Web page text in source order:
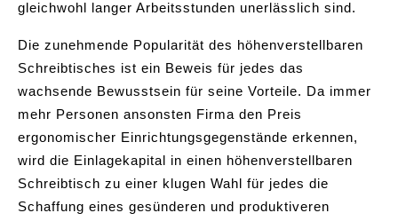
gleichwohl langer Arbeitsstunden unerlässlich sind.
Die zunehmende Popularität des höhenverstellbaren
Schreibtisches ist ein Beweis für jedes das
wachsende Bewusstsein für seine Vorteile. Da immer
mehr Personen ansonsten Firma den Preis
ergonomischer Einrichtungsgegenstände erkennen,
wird die Einlagekapital in einen höhenverstellbaren
Schreibtisch zu einer klugen Wahl für jedes die
Schaffung eines gesünderen und produktiveren